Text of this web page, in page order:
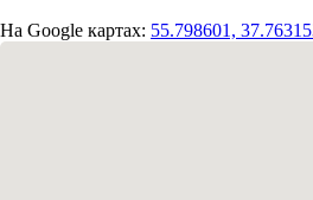
На Google картах: 55.798601,